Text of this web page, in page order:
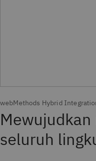
webMethods Hybrid